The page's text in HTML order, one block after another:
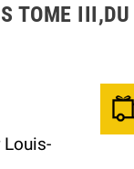
TOME
Louis-